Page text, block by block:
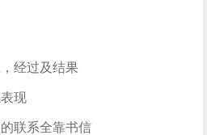
经过及结果
现
联系全靠书信